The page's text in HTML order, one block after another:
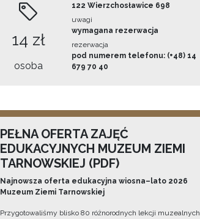
14 zł
osoba
122 Wierzchosławice 698
uwagi
wymagana rezerwacja
rezerwacja
pod numerem telefonu: (+48) 14
679 70 40
PEŁNA OFERTA ZAJĘĆ
EDUKACYJNYCH MUZEUM ZIEMI
TARNOWSKIEJ (PDF)
Najnowsza oferta edukacyjna wiosna–lato 2026
Muzeum Ziemi Tarnowskiej
Przygotowaliśmy blisko 80 różnorodnych lekcji muzealnych